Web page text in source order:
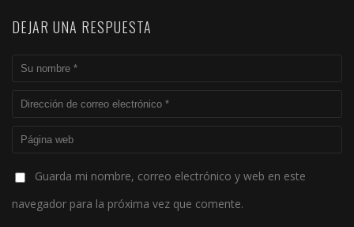
DEJAR UNA RESPUESTA
Guarda mi nombre, correo electrónico y web en este
navegador para la próxima vez que comente.